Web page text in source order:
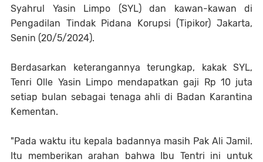
Syahrul Yasin Limpo (SYL) dan kawan-kawan di
Pengadilan Tindak Pidana Korupsi (Tipikor) Jakarta,
Senin (20/5/2024).
Berdasarkan keterangannya terungkap, kakak SYL,
Tenri Olle Yasin Limpo mendapatkan gaji Rp 10 juta
setiap bulan sebagai tenaga ahli di Badan Karantina
Kementan.
"Pada waktu itu kepala badannya masih Pak Ali Jamil.
Itu memberikan arahan bahwa Ibu Tentri ini untuk